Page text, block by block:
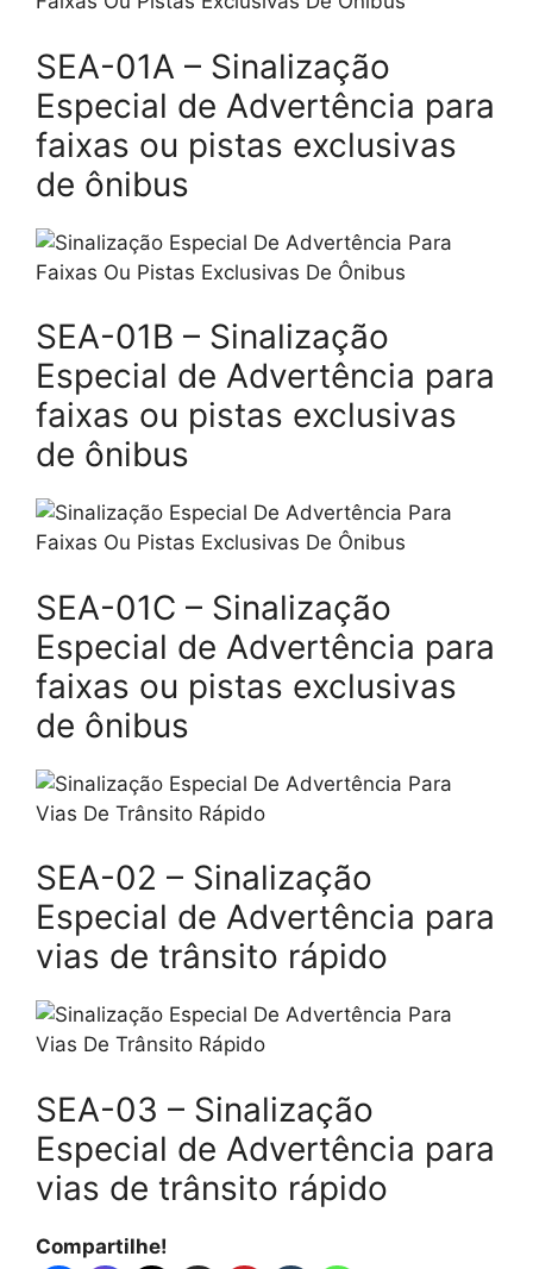
SEA-01A – Sinalização
Especial de Advertência para
faixas ou pistas exclusivas
de ônibus
SEA-01B – Sinalização
Especial de Advertência para
faixas ou pistas exclusivas
de ônibus
SEA-01C – Sinalização
Especial de Advertência para
faixas ou pistas exclusivas
de ônibus
SEA-02 – Sinalização
Especial de Advertência para
vias de trânsito rápido
SEA-03 – Sinalização
Especial de Advertência para
vias de trânsito rápido
Compartilhe!